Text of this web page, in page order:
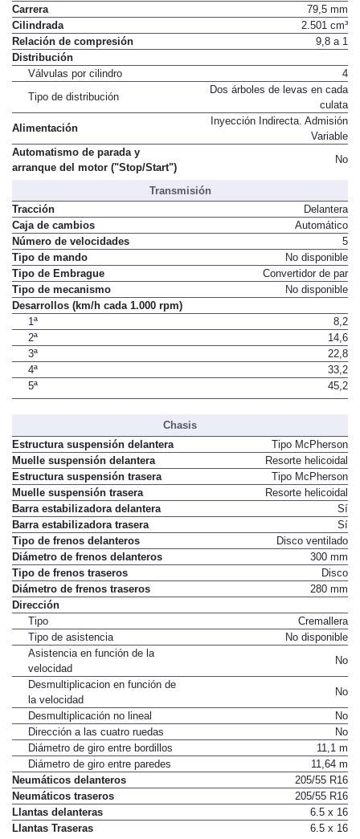
Carrera
79,5 mm
Cilindrada
2.501 cm³
Relación de compresión
9,8 a 1
Distribución
Válvulas por cilindro
4
Tipo de distribución
Dos árboles de levas en cada
culata
Alimentación
Inyección Indirecta. Admisión
Variable
Automatismo de parada y
arranque del motor ("Stop/Start")
No
Transmisión
Tracción
Delantera
Caja de cambios
Automático
Número de velocidades
5
Tipo de mando
No disponible
Tipo de Embrague
Convertidor de par
Tipo de mecanismo
No disponible
Desarrollos (km/h cada 1.000 rpm)
1ª
8,2
2ª
14,6
3ª
22,8
4ª
33,2
5ª
45,2
Chasis
Estructura suspensión delantera
Tipo McPherson
Muelle suspensión delantera
Resorte helicoidal
Estructura suspensión trasera
Tipo McPherson
Muelle suspensión trasera
Resorte helicoidal
Barra estabilizadora delantera
Sí
Barra estabilizadora trasera
Sí
Tipo de frenos delanteros
Disco ventilado
Diámetro de frenos delanteros
300 mm
Tipo de frenos traseros
Disco
Diámetro de frenos traseros
280 mm
Dirección
Tipo
Cremallera
Tipo de asistencia
No disponible
Asistencia en función de la
velocidad
No
Desmultiplicacion en función de
la velocidad
No
Desmultiplicación no lineal
No
Dirección a las cuatro ruedas
No
Diámetro de giro entre bordillos
11,1 m
Diámetro de giro entre paredes
11,64 m
Neumáticos delanteros
205/55 R16
Neumáticos traseros
205/55 R16
Llantas delanteras
6.5 x 16
Llantas Traseras
6.5 x 16